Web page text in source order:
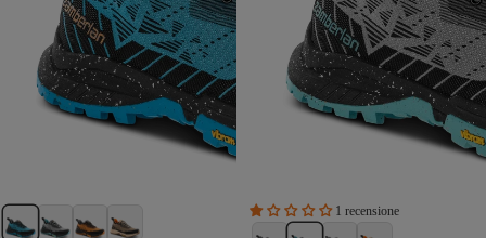
1 recensione